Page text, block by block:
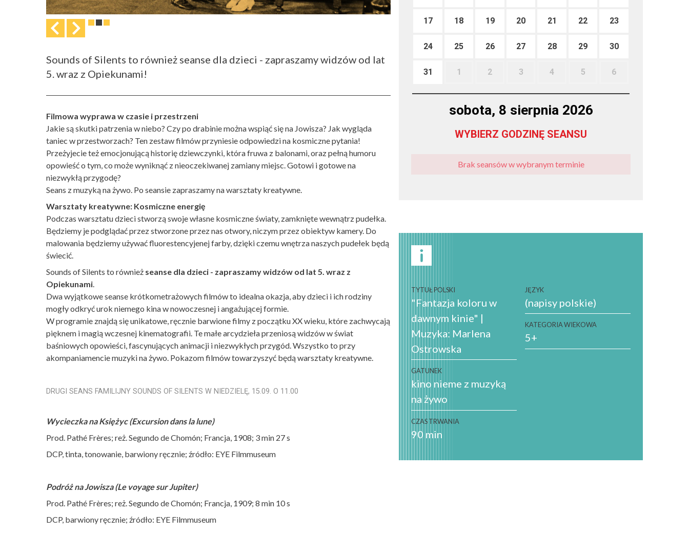
Sounds of Silents to również seanse dla dzieci - zapraszamy widzów od lat
5. wraz z Opiekunami!
Filmowa wyprawa w czasie i przestrzeni
Jakie są skutki patrzenia w niebo? Czy po drabinie można wspiąć się na Jowisza? Jak wygląda
taniec w przestworzach? Ten zestaw filmów przyniesie odpowiedzi na kosmiczne pytania!
Przeżyjecie też emocjonującą historię dziewczynki, która fruwa z balonami, oraz pełną humoru
opowieść o tym, co może wyniknąć z nieoczekiwanej zamiany miejsc. Gotowi i gotowe na
niezwykłą przygodę?
Seans z muzyką na żywo. Po seansie zapraszamy na warsztaty kreatywne.
Warsztaty kreatywne: Kosmiczne energię
Podczas warsztatu dzieci stworzą swoje własne kosmiczne światy, zamknięte wewnątrz pudełka.
Będziemy je podglądać przez stworzone przez nas otwory, niczym przez obiektyw kamery. Do
malowania będziemy używać fluorestencyjenej farby, dzięki czemu wnętrza naszych pudełek będą
świecić.
Sounds of Silents to również seanse dla dzieci - zapraszamy widzów od lat 5. wraz z
Opiekunami.
Dwa wyjątkowe seanse krótkometrażowych filmów to idealna okazja, aby dzieci i ich rodziny
mogły odkryć urok niemego kina w nowoczesnej i angażującej formie.
W programie znajdą się unikatowe, ręcznie barwione filmy z początku XX wieku, które zachwycają
pięknem i magią wczesnej kinematografii. Te małe arcydzieła przeniosą widzów w świat
baśniowych opowieści, fascynujących animacji i niezwykłych przygód. Wszystko to przy
akompaniamencie muzyki na żywo. Pokazom filmów towarzyszyć będą warsztaty kreatywne.
DRUGI SEANS FAMILIJNY SOUNDS OF SILENTS W NIEDZIELĘ, 15.09. O 11.00
Wycieczka na Księżyc (Excursion dans la lune)
Prod. Pathé Frères; reż. Segundo de Chomón; Francja, 1908; 3 min 27 s
DCP, tinta, tonowanie, barwiony ręcznie; źródło: EYE Filmmuseum
Podróż na Jowisza (Le voyage sur Jupiter)
Prod. Pathé Frères; reż. Segundo de Chomón; Francja, 1909; 8 min 10 s
DCP, barwiony ręcznie; źródło: EYE Filmmuseum
17 18 19 20 21 22 23
24 25 26 27 28 29 30
31 1 2 3 4 5 6
sobota, 8 sierpnia 2026
WYBIERZ GODZINĘ SEANSU
Brak seansów w wybranym terminie
TYTUŁ POLSKI
"Fantazja koloru w
dawnym kinie" |
Muzyka: Marlena
Ostrowska
GATUNEK
kino nieme z muzyką
na żywo
CZAS TRWANIA
90 min
JĘZYK
(napisy polskie)
KATEGORIA WIEKOWA
5+